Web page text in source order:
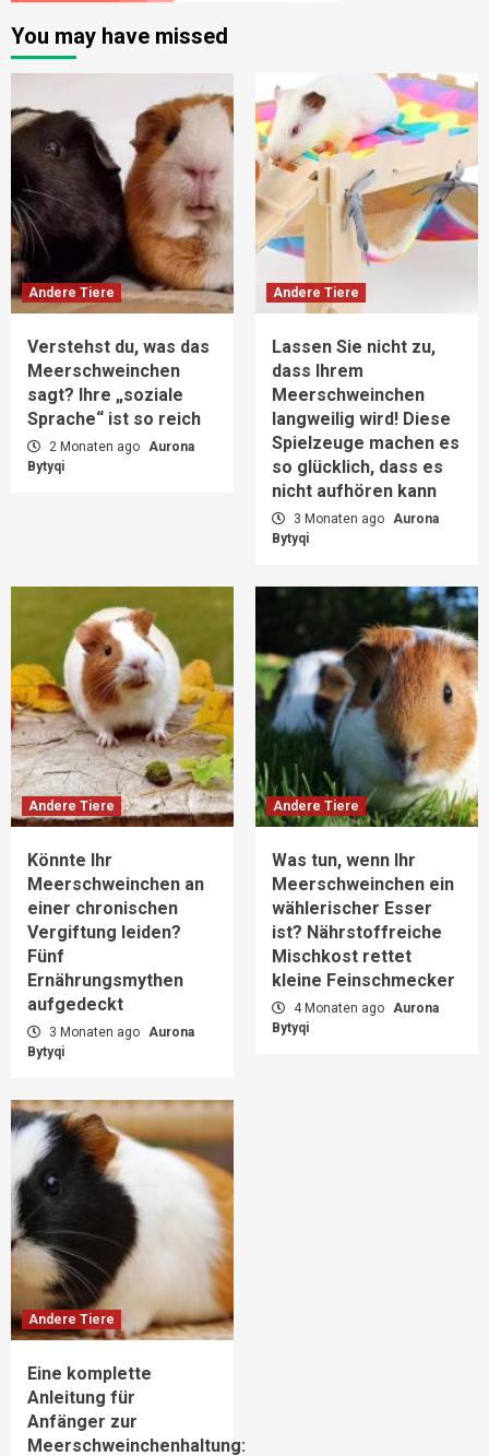
You may have missed
Andere Tiere
Verstehst du, was das
Meerschweinchen
sagt? Ihre „soziale
Sprache“ ist so reich
2 Monaten ago Aurona
Bytyqi
Andere Tiere
Lassen Sie nicht zu,
dass Ihrem
Meerschweinchen
langweilig wird! Diese
Spielzeuge machen es
so glücklich, dass es
nicht aufhören kann
3 Monaten ago Aurona
Bytyqi
Andere Tiere
Könnte Ihr
Meerschweinchen an
einer chronischen
Vergiftung leiden?
Fünf
Ernährungsmythen
aufgedeckt
3 Monaten ago Aurona
Bytyqi
Andere Tiere
Was tun, wenn Ihr
Meerschweinchen ein
wählerischer Esser
ist? Nährstoffreiche
Mischkost rettet
kleine Feinschmecker
4 Monaten ago Aurona
Bytyqi
Andere Tiere
Eine komplette
Anleitung für
Anfänger zur
Meerschweinchenhaltung: